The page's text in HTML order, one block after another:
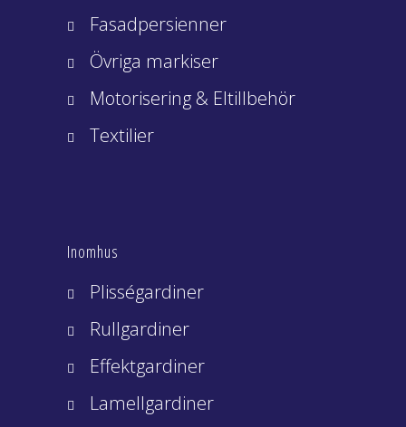
Fasadpersienner
Övriga markiser
Motorisering & Eltillbehör
Textilier
Inomhus
Plisségardiner
Rullgardiner
Effektgardiner
Lamellgardiner